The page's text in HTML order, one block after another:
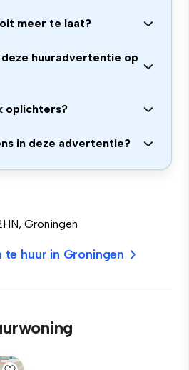
meer te laat?
huuradvertentie op
oplichters?
in deze advertentie?
huur in Groningen